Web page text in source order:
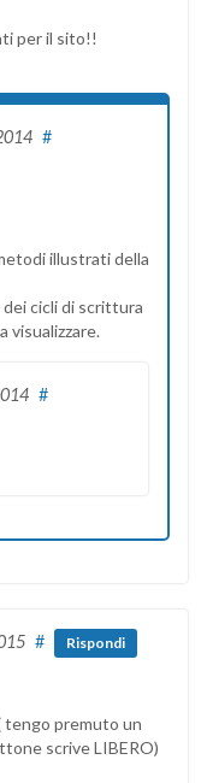
per il sito!!
#
illustrati della
dei cicli di scrittura
visualizzare.
#
# Rispondi
tengo premuto un
scrive LIBERO)